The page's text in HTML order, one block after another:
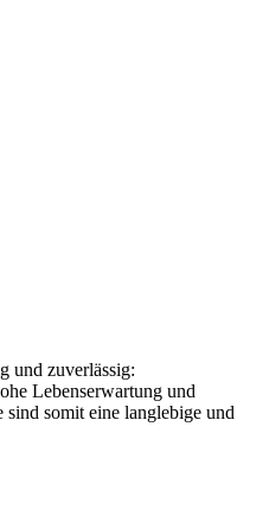
und zuverlässig:
Lebenserwartung und
somit eine langlebige und